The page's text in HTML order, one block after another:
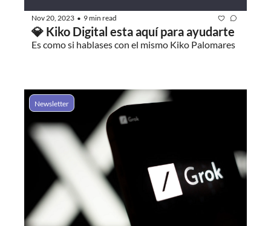
Nov 20, 2023 • 9 min read
💎 Kiko Digital esta aquí para ayudarte
Es como si hablases con el mismo Kiko Palomares
Newsletter